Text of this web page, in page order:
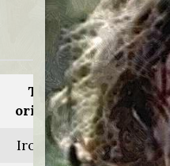
Titolo
originale:
Ironweed